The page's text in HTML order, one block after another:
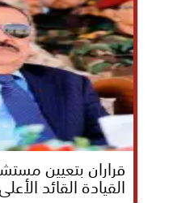
قراران بتعيين
القيادة القائد